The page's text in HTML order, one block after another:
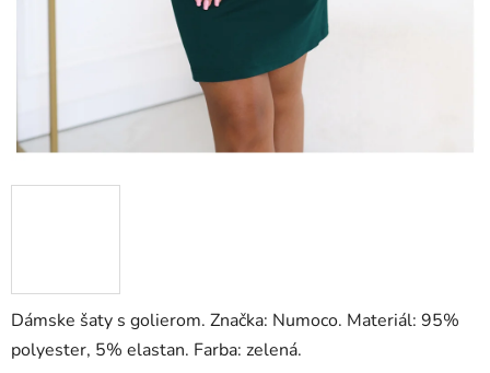
Dámske šaty s golierom. Značka: Numoco. Materiál: 95%
polyester, 5% elastan. Farba: zelená.